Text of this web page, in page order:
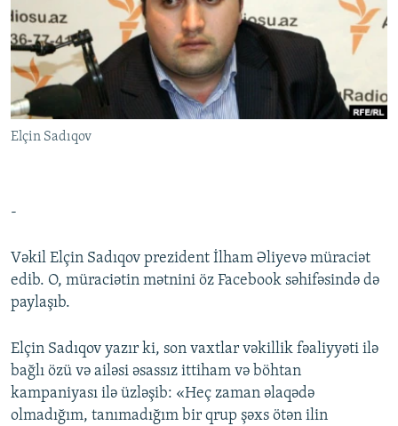
MULTIMEDIA
VIDEO
FOTOQALEREYA
KARIKATURA
RADIO ARXIV
OXU ZALI
AZƏRBAYCAN ƏDƏBIYYATI KITABXANASI
İSLAM VƏ DEMOKRATIYA
HAQQIMIZDA
PEŞƏ ETIKASI VƏ JURNALISTIKA STANDARTLARIMIZ
XƏBƏR BÜLLETENLƏRIMIZ
BIZI IZLƏ
Elçin Sadıqov
-
Vəkil Elçin Sadıqov prezident İlham Əliyevə müraciət
edib. O, müraciətin mətnini öz Facebook səhifəsində də
paylaşıb.
Elçin Sadıqov yazır ki, son vaxtlar vəkillik fəaliyyəti ilə
bağlı özü və ailəsi əsassız ittiham və böhtan
kampaniyası ilə üzləşib: «Heç zaman əlaqədə
olmadığım, tanımadığım bir qrup şəxs ötən ilin